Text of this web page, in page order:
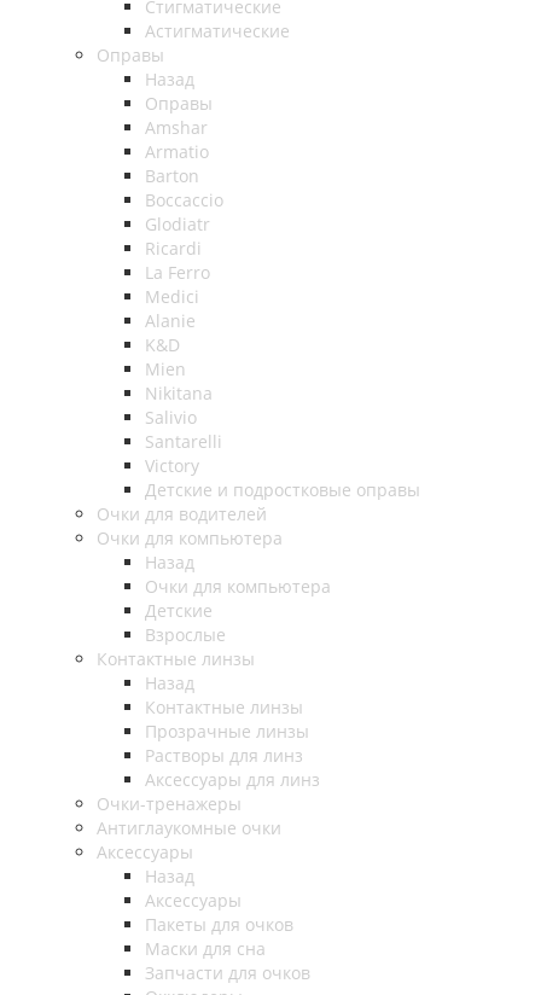
Стигматические
Астигматические
Оправы
Назад
Оправы
Amshar
Armatio
Barton
Boccaccio
Glodiatr
Ricardi
La Ferro
Medici
Alanie
K&D
Mien
Nikitana
Salivio
Santarelli
Victory
Детские и подростковые оправы
Очки для водителей
Очки для компьютера
Назад
Очки для компьютера
Детские
Взрослые
Контактные линзы
Назад
Контактные линзы
Прозрачные линзы
Растворы для линз
Аксессуары для линз
Очки-тренажеры
Антиглаукомные очки
Аксессуары
Назад
Аксессуары
Пакеты для очков
Маски для сна
Запчасти для очков